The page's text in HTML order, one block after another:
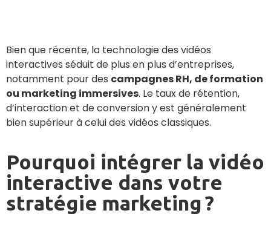
Bien que récente, la technologie des vidéos
interactives séduit de plus en plus d’entreprises,
notamment pour des campagnes RH, de formation
ou marketing immersives. Le taux de rétention,
d’interaction et de conversion y est généralement
bien supérieur à celui des vidéos classiques.
Pourquoi intégrer la vidéo
interactive dans votre
stratégie marketing ?